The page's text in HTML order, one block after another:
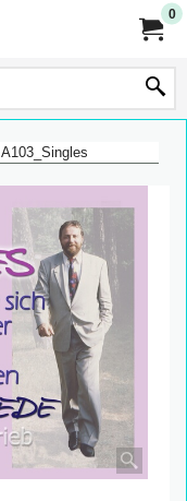
0
A103_Singles